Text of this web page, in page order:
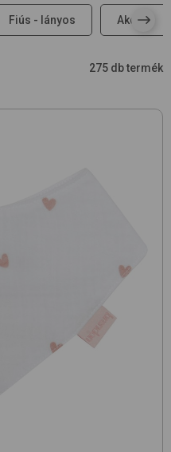
Fiús - lányos Akciós
275 db termék